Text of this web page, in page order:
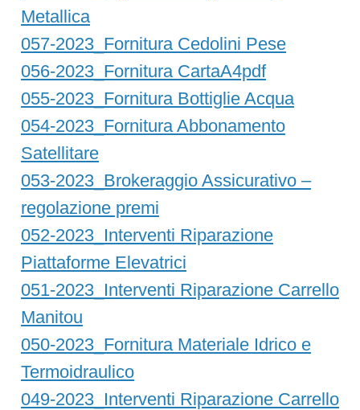
Metallica
057-2023_Fornitura Cedolini Pese
056-2023_Fornitura CartaA4pdf
055-2023_Fornitura Bottiglie Acqua
054-2023_Fornitura Abbonamento
Satellitare
053-2023_Brokeraggio Assicurativo –
regolazione premi
052-2023_Interventi Riparazione
Piattaforme Elevatrici
051-2023_Interventi Riparazione Carrello
Manitou
050-2023_Fornitura Materiale Idrico e
Termoidraulico
049-2023_Interventi Riparazione Carrello